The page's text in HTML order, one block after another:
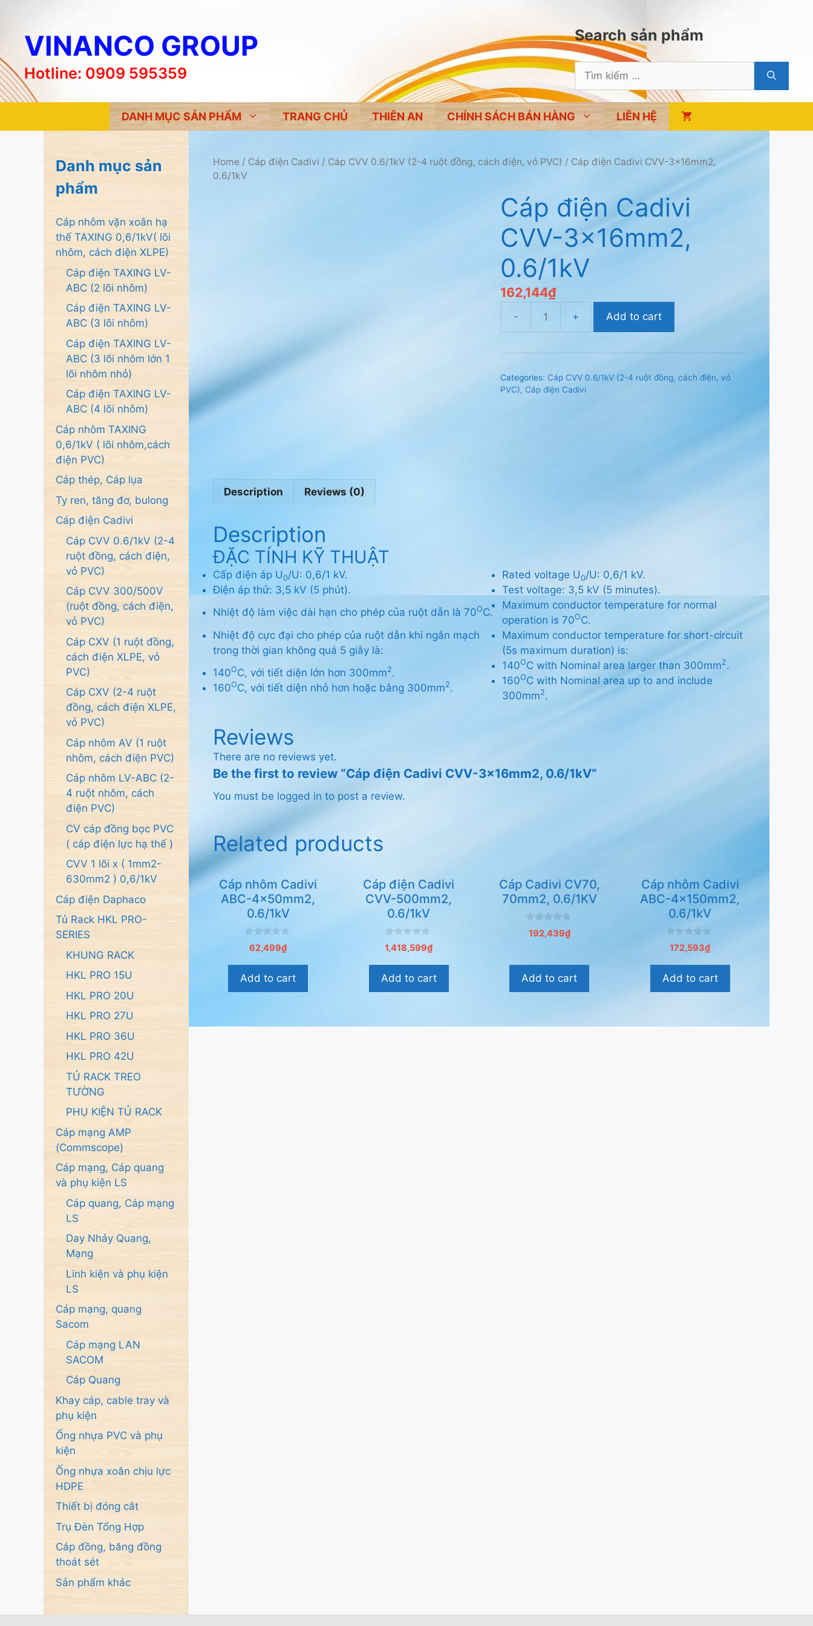
VINANCO GROUP
Hotline: 0909 595359
Search sản phẩm
Tìm
cho:
DANH MỤC SẢN PHẨM TRANG CHỦ THIÊN AN CHÍNH SÁCH BÁN HÀNG LIÊN HỆ
Home / Cáp điện Cadivi / Cáp CVV 0.6/1kV (2-4 ruột đồng, cách điện, vỏ PVC) / Cáp điện Cadivi CVV-3x16mm2,
0.6/1kV
Cáp điện Cadivi
CVV-3x16mm2,
0.6/1kV
162,144₫
Cadivi
3x16mm2,
Add to cart
Categories: Cáp CVV 0.6/1kV (2-4 ruột đồng, cách điện, vỏ
PVC), Cáp điện Cadivi
Description Reviews (0)
Description
ĐẶC TÍNH KỸ THUẬT
Cấp điện áp U0/U: 0,6/1 kV. Rated voltage U0/U: 0,6/1 kV.
Điện áp thử: 3,5 kV (5 phút).
Test voltage: 3,5 kV (5 minutes).
Nhiệt độ làm việc dài hạn cho phép của ruột dẫn là 70OC.
Maximum conductor temperature for normal
operation is 70OC.
Nhiệt độ cực đại cho phép của ruột dẫn khi ngắn mạch
trong thời gian không quá 5 giây là:
Maximum conductor temperature for short-circuit
(5s maximum duration) is:
140OC, với tiết diện lớn hơn 300mm2.
160OC, với tiết diện nhỏ hơn hoặc bằng 300mm2.
140OC with Nominal area larger than 300mm2.
160OC with Nominal area up to and include
300mm2.
Reviews
There are no reviews yet.
Be the first to review “Cáp điện Cadivi CVV-3x16mm2, 0.6/1kV”
You must be logged in to post a review.
Related products
Cáp nhôm Cadivi
ABC-4x50mm2,
0.6/1kV
à
5
62,499₫
Add to cart
Cáp điện Cadivi
CVV-500mm2,
0.6/1kV
0
n
à
5
1,418,599₫
Add to cart
Cáp Cadivi CV70,
70mm2, 0.6/1KV
0
à
5
192,439₫
Add to cart
Cáp nhôm Cadivi
ABC-4x150mm2,
0.6/1kV
0
à
5
172,593₫
Add to cart
Danh mục sản
phẩm
Cáp nhôm vặn xoắn hạ
thế TAXING 0,6/1kV( lõi
nhôm, cách điện XLPE)
Cáp điện TAXING LV-
ABC (2 lõi nhôm)
Cáp điện TAXING LV-
ABC (3 lõi nhôm)
Cáp điện TAXING LV-
ABC (3 lõi nhôm lớn 1
lõi nhôm nhỏ)
Cáp điện TAXING LV-
ABC (4 lõi nhôm)
Cáp nhôm TAXING
0,6/1kV ( lõi nhôm,cách
điện PVC)
Cáp thép, Cáp lụa
Ty ren, tăng đơ, bulong
Cáp điện Cadivi
Cáp CVV 0.6/1kV (2-4
ruột đồng, cách điện,
vỏ PVC)
Cáp CVV 300/500V
(ruột đồng, cách điện,
vỏ PVC)
Cáp CXV (1 ruột đồng,
cách điện XLPE, vỏ
PVC)
Cáp CXV (2-4 ruột
đồng, cách điện XLPE,
vỏ PVC)
Cáp nhôm AV (1 ruột
nhôm, cách điện PVC)
Cáp nhôm LV-ABC (2-
4 ruột nhôm, cách
điện PVC)
CV cáp đồng bọc PVC
( cáp điện lực hạ thế )
CVV 1 lõi x ( 1mm2-
630mm2 ) 0,6/1kV
Cáp điện Daphaco
Tủ Rack HKL PRO-
SERIES
KHUNG RACK
HKL PRO 15U
HKL PRO 20U
HKL PRO 27U
HKL PRO 36U
HKL PRO 42U
TỦ RACK TREO
TƯỜNG
PHỤ KIỆN TỦ RACK
Cáp mạng AMP
(Commscope)
Cáp mạng, Cáp quang
và phụ kiện LS
Cáp quang, Cáp mạng
LS
Day Nhảy Quang,
Mạng
Linh kiện và phụ kiện
LS
Cáp mạng, quang
Sacom
Cáp mạng LAN
SACOM
Cáp Quang
Khay cáp, cable tray và
phụ kiện
Ống nhựa PVC và phụ
kiện
Ống nhựa xoắn chịu lực
HDPE
Thiết bị đóng cắt
Trụ Đèn Tổng Hợp
Cáp đồng, băng đồng
thoát sét
Sản phẩm khác